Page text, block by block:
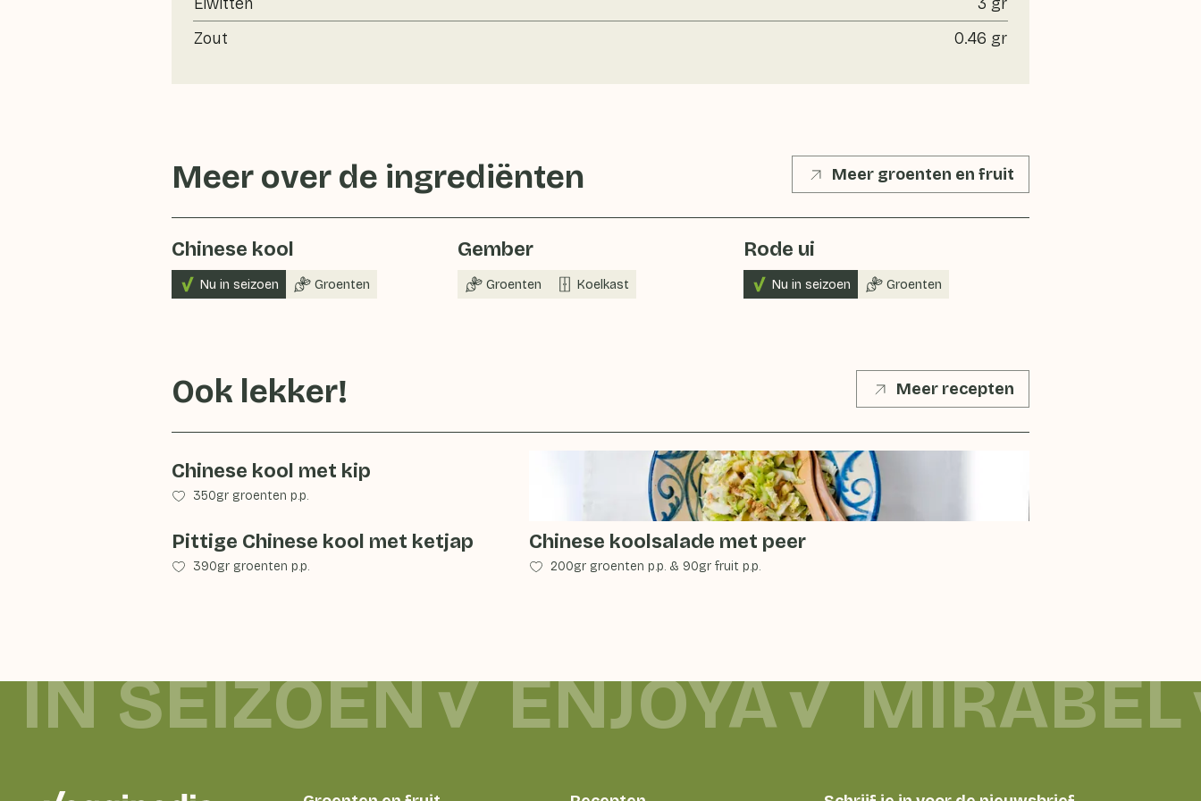
Zout
0.46 gr
Meer over de ingrediënten Meer groenten en fruit
Chinese kool
Nu in seizoen Groenten
Gember
Groenten Koelkast
Rode ui
Nu in seizoen Groenten
Ook lekker! Meer recepten
Chinese kool met kip
350gr groenten p.p.
Pittige Chinese kool met ketjap
390gr groenten p.p.
Chinese koolsalade met peer
200gr groenten p.p. & 90gr fruit p.p.
SEIZOEN ENJOYA MIRABEL